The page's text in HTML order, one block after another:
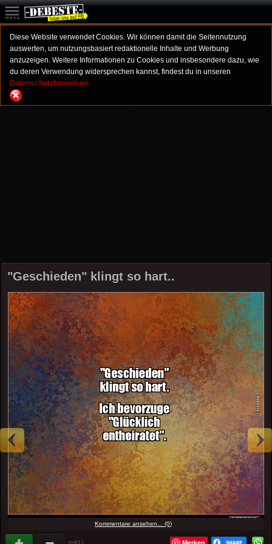
Diese Website verwendet Cookies. Wir können damit die Seitennutzung
auswerten, um nutzungsbasiert redaktionelle Inhalte und Werbung
anzuzeigen. Weitere Informationen zu Cookies und insbesondere dazu, wie
du deren Verwendung widersprechen kannst, findest du in unseren
Datenschutzhinweisen.
"Geschieden" klingt so hart..
Kommentare ansehen... (0)
(+81)